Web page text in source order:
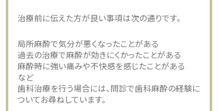
治療前に伝えた方が良い事項は次の通りです。
局所麻酔で気分が悪くなったことがある
過去の治療で麻酔が効きにくかったことがある
麻酔時に強い痛みや不快感を感じたことがある
など
歯科治療を行う場合には、問診で歯科麻酔の経験に
ついてお尋ねしています。